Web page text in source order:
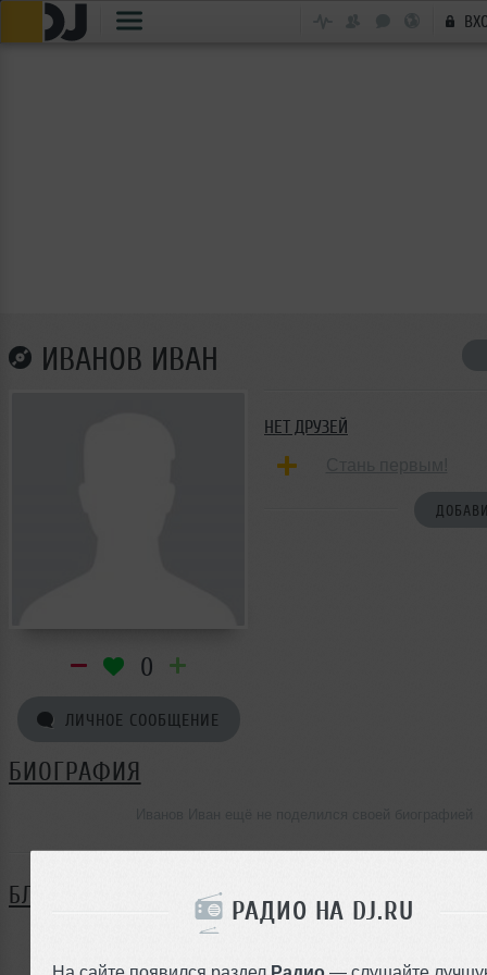
РАДИО НА DJ.RU
На сайте появился раздел Радио — слушайте
ИВАНОВ ИВАН
0
ЛИЧНОЕ СООБЩЕНИЕ
НЕТ ДРУЗЕЙ
БИОГРАФИЯ
БЛОГ